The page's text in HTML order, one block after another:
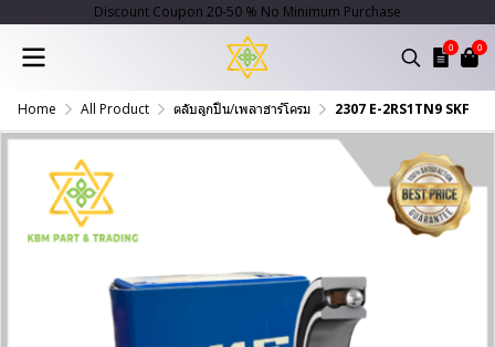
Discount Coupon 20-50 % No Minimum Purchase
0 0
Home All Product ตลับลูกปืน/เพลาฮาร์โครม 2307 E-2RS1TN9 SKF